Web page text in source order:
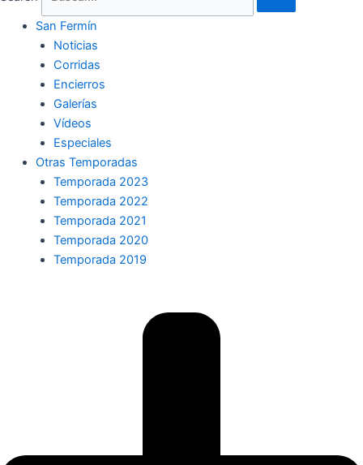
San Fermín
Noticias
Corridas
Encierros
Galerías
Vídeos
Especiales
Otras Temporadas
Temporada 2023
Temporada 2022
Temporada 2021
Temporada 2020
Temporada 2019